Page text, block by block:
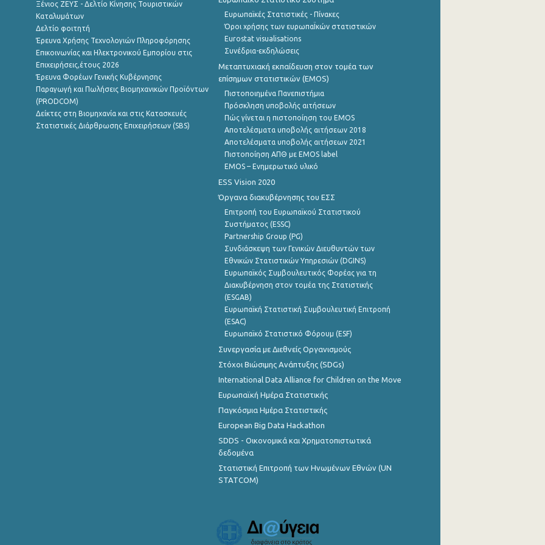
Ξένιος ΖΕΥΣ - Δελτίο Κίνησης Τουριστικών
Καταλυμάτων
Δελτίο φοιτητή
Έρευνα Χρήσης Τεχνολογιών Πληροφόρησης
Επικοινωνίας και Ηλεκτρονικού Εμπορίου στις
Επιχειρήσεις,έτους 2026
Έρευνα Φορέων Γενικής Κυβέρνησης
Παραγωγή και Πωλήσεις Βιομηχανικών Προϊόντων
(PRODCOM)
Δείκτες στη Βιομηχανία και στις Κατασκευές
Στατιστικές Διάρθρωσης Επιχειρήσεων (SBS)
Ευρωπαϊκές Στατιστικές - Πίνακες
Όροι χρήσης των ευρωπαΪκών στατιστικών
Eurostat visualisations
Συνέδρια-εκδηλώσεις
Μεταπτυχιακή εκπαίδευση στον τομέα των
επίσημων στατιστικών (EMOS)
Πιστοποιημένα Πανεπιστήμια
Πρόσκληση υποβολής αιτήσεων
Πώς γίνεται η πιστοποίηση του EMOS
Αποτελέσματα υποβολής αιτήσεων 2018
Αποτελέσματα υποβολής αιτήσεων 2021
Πιστοποίηση ΑΠΘ με EMOS label
EMOS – Ενημερωτικό υλικό
ESS Vision 2020
Όργανα διακυβέρνησης του ΕΣΣ
Επιτροπή του Ευρωπαϊκού Στατιστικού
Συστήματος (ESSC)
Partnership Group (PG)
Συνδιάσκεψη των Γενικών Διευθυντών των
Εθνικών Στατιστικών Υπηρεσιών (DGINS)
Ευρωπαϊκός Συμβουλευτικός Φορέας για τη
Διακυβέρνηση στον τομέα της Στατιστικής
(ESGAB)
Ευρωπαϊκή Στατιστική Συμβουλευτική Επιτροπή
(ESAC)
Ευρωπαϊκό Στατιστικό Φόρουμ (ESF)
Συνεργασία με Διεθνείς Οργανισμούς
Στόχοι Βιώσιμης Ανάπτυξης (SDGs)
International Data Alliance for Children on the Move
Ευρωπαϊκή Ημέρα Στατιστικής
Παγκόσμια Ημέρα Στατιστικής
European Big Data Hackathon
SDDS - Οικονομικά και Χρηματοπιστωτικά
δεδομένα
Στατιστική Επιτροπή των Ηνωμένων Εθνών (UN
STATCOM)